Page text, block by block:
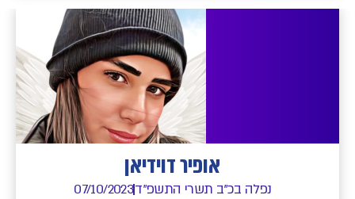
אופיר דוידיאן
נפלה בכ"ב תשרי התשפ"ד07/10/2023